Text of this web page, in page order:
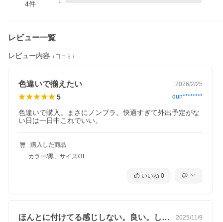
ピンク
4件
レビュー一覧
レビュー内容 （口コミ）
色違いで揃えたい 2026/2/25
5 dun********
色違いで購入。まさにノンブラ。快適すぎて外出予定がな
い日は一日中これでいい。
購入した商品
カラー/黒、サイズ/3L
いいね 0
ほんとに付けてる感じしない。良い。しか… 2025/11/9